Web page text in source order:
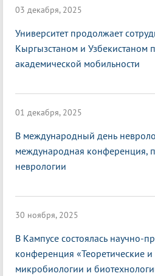
03 декабря, 2025
Университет продолжает
Кыргызстаном и Узбекистаном
академической мобильности
01 декабря, 2025
В международный день
международная конференция,
неврологии
30 ноября, 2025
В Кампусе состоялась научно-
конференция «Теоретические и
микробиологии и